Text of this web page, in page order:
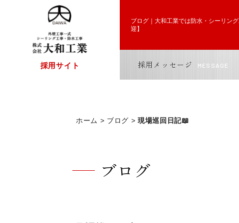
ブログ｜大和工業では防水・シーリ
ホーム ブログ 現場巡回日記📖
ブログ
採用サイト
ブログ｜大和工業では防水・シーリン
迎】
採用メッセージ MESSAGE